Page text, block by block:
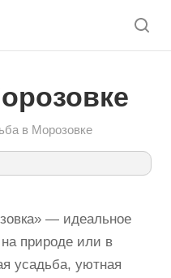
в Морозовке
— идеальное
природе или в
усадьба, уютная